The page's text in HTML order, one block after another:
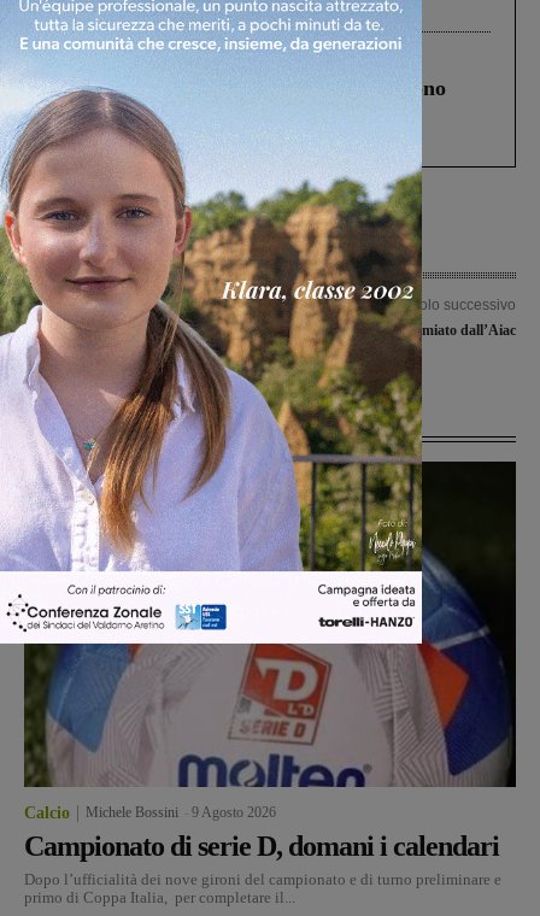
Levane nel 2020
Cronaca 4 Agosto 2026
Un anno fa la strage in A1 in cui morirono
Gianni, Giulia e Franco. Lo schianto, il
processo, lo stop ai sorpassi fra tir....
Articolo precedente
Tappa a Laterina per il campionato
toscano di pesca a box
Articolo successivo
Atos Rigucci premiato dall’Aiac
Ultime Notizie
Calcio Michele Bossini 9 Agosto 2026
Campionato di serie D, domani i calendari
Dopo l’ufficialità dei nove gironi del campionato e di turno preliminare e
primo di Coppa Italia, per completare il...